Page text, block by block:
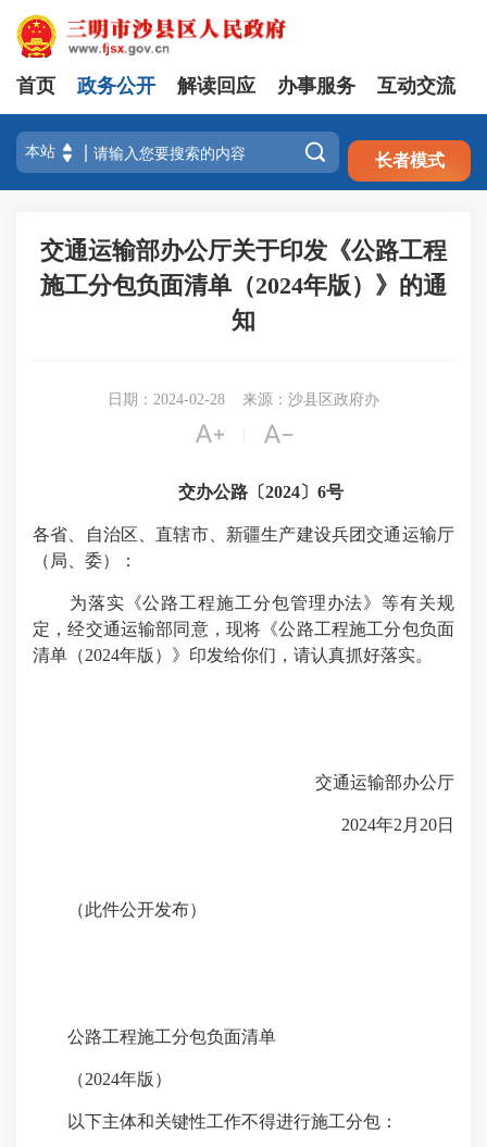
注册 登录
首页 政务公开 解读回应 办事服务 互动交流
 长者模式
交通运输部办公厅关于印发《公路工程
施工分包负面清单（2024年版）》的通
知
日期：2024-02-28 来源：沙县区政府办
 
交办公路〔2024〕6号
各省、自治区、直辖市、新疆生产建设兵团交通运输厅
（局、委）：
为落实《公路工程施工分包管理办法》等有关规
定，经交通运输部同意，现将《公路工程施工分包负面
清单（2024年版）》印发给你们，请认真抓好落实。
交通运输部办公厅
2024年2月20日
（此件公开发布）
公路工程施工分包负面清单
（2024年版）
以下主体和关键性工作不得进行施工分包：